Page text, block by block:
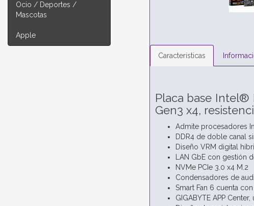
Ocio / Deportes /
Mascotas
Apple
Características
Placa base Intel®
Gen3 x4,
Admite procesadores
DDR4 de doble canal
Diseño VRM digital
LAN GbE con gestión
NVMe PCIe 3.0 x4 M.2
Condensadores de
Smart Fan 6 cuenta
GIGABYTE APP